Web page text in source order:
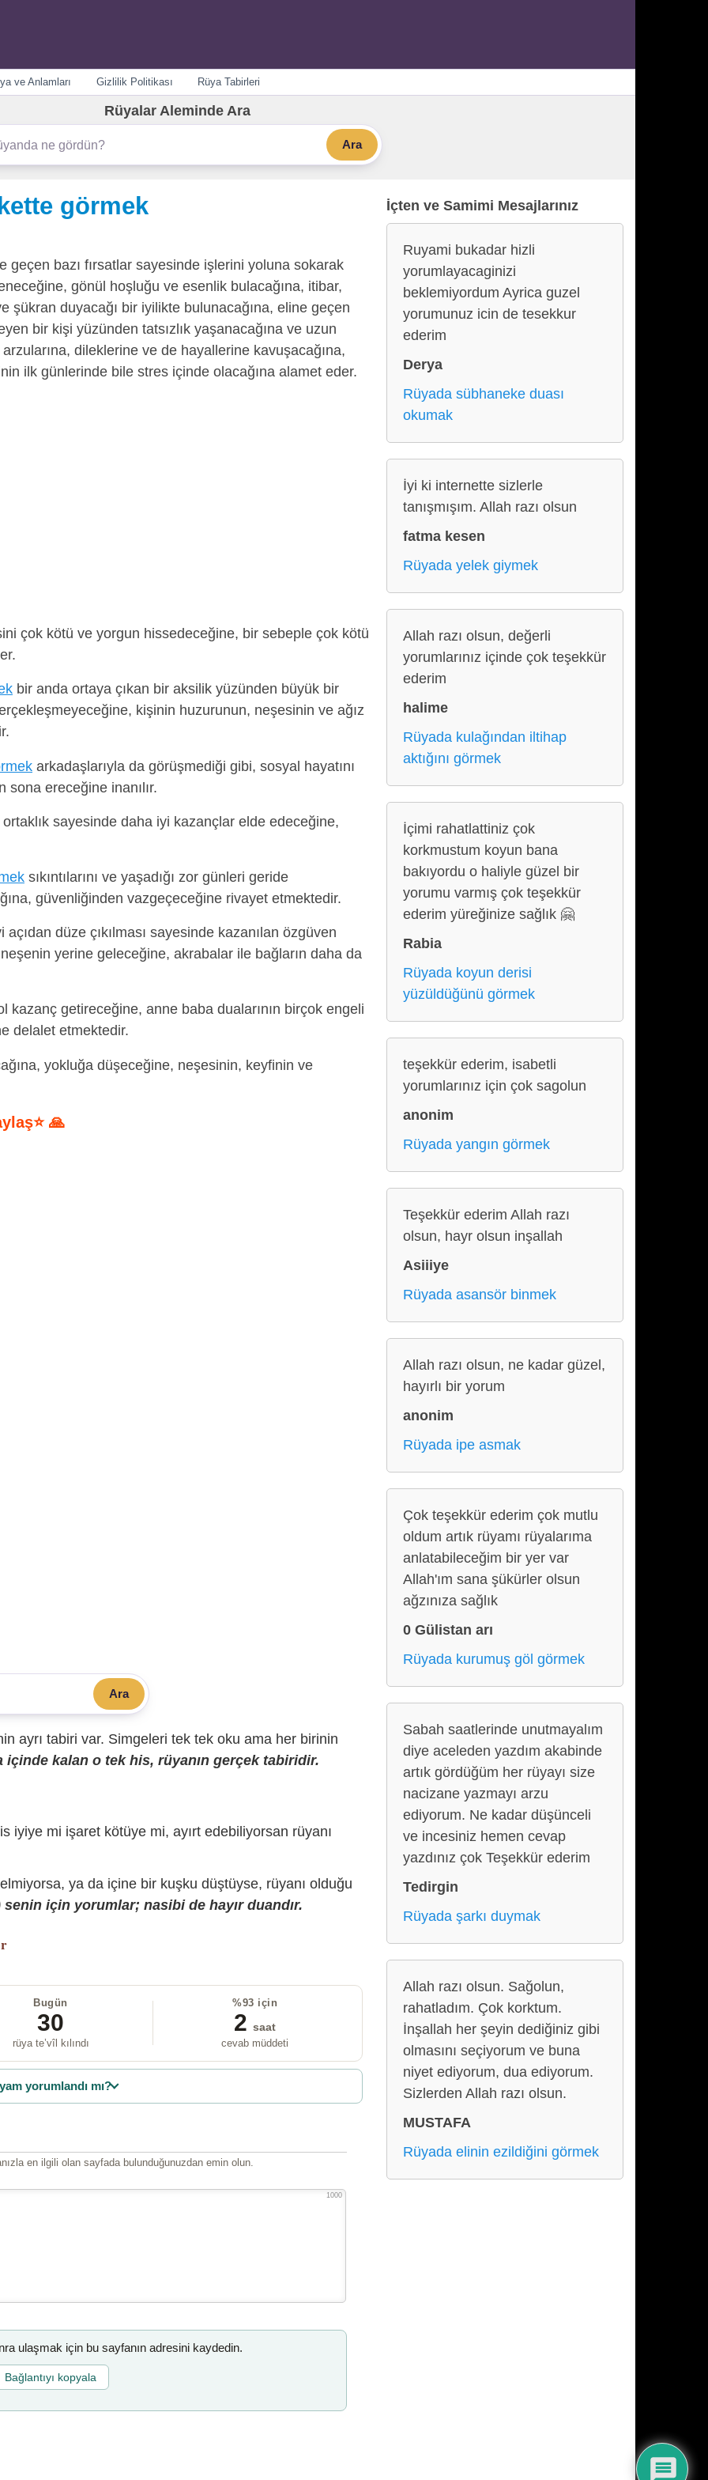
ve Anlamları Gizlilik Politikası Rüya Tabirleri
Rüyalar Aleminde Ara
Ara
görmek
geçen bazı fırsatlar sayesinde işlerini yoluna sokarak
gönül hoşluğu ve esenlik bulacağına, itibar,
şükran duyacağı bir iyilikte bulunacağına, eline geçen
bir kişi yüzünden tatsızlık yaşanacağına ve uzun
dileklerine ve de hayallerine kavuşacağına,
ilk günlerinde bile stres içinde olacağına alamet eder.
çok kötü ve yorgun hissedeceğine, bir sebeple çok kötü
bir anda ortaya çıkan bir aksilik yüzünden büyük bir
kişinin huzurunun, neşesinin ve ağız
arkadaşlarıyla da görüşmediği gibi, sosyal hayatını
sona ereceğine inanılır.
ortaklık sayesinde daha iyi kazançlar elde edeceğine,
sıkıntılarını ve yaşadığı zor günleri geride
güvenliğinden vazgeçeceğine rivayet etmektedir.
düze çıkılması sayesinde kazanılan özgüven
yerine geleceğine, akrabalar ile bağların daha da
kazanç getireceğine, anne baba dualarının birçok engeli
delalet etmektedir.
yokluğa düşeceğine, neşesinin, keyfinin ve
🙏
Ara
ayrı tabiri var. Simgeleri tek tek oku ama her birinin
içinde kalan o tek his, rüyanın gerçek tabiridir.
iyiye mi işaret kötüye mi, ayırt edebiliyorsan rüyanı
ya da içine bir kuşku düştüyse, rüyanı olduğu
için yorumlar; nasibi de hayır duandır.
Bugün
30
rüya te’vîl kılındı
%93 için
2 saat
cevab müddeti
yorumlandı mı?
en ilgili olan sayfada bulunduğunuzdan emin olun.
1000
ulaşmak için bu sayfanın adresini kaydedin.
Bağlantıyı kopyala
İçten ve Samimi Mesajlarınız
Ruyami bukadar hizli
yorumlayacaginizi
beklemiyordum Ayrica guzel
yorumunuz icin de tesekkur
ederim
Derya
Rüyada sübhaneke duası
okumak
İyi ki internette sizlerle
tanışmışım. Allah razı olsun
fatma kesen
Rüyada yelek giymek
Allah razı olsun, değerli
yorumlarınız içinde çok teşekkür
ederim
halime
Rüyada kulağından iltihap
aktığını görmek
İçimi rahatlattiniz çok
korkmustum koyun bana
bakıyordu o haliyle güzel bir
yorumu varmış çok teşekkür
ederim yüreğinize sağlık 🤗
Rabia
Rüyada koyun derisi
yüzüldüğünü görmek
teşekkür ederim, isabetli
yorumlarınız için çok sagolun
anonim
Rüyada yangın görmek
Teşekkür ederim Allah razı
olsun, hayr olsun inşallah
Asiiiye
Rüyada asansör binmek
Allah razı olsun, ne kadar güzel,
hayırlı bir yorum
anonim
Rüyada ipe asmak
Çok teşekkür ederim çok mutlu
oldum artık rüyamı rüyalarıma
anlatabileceğim bir yer var
Allah'ım sana şükürler olsun
ağzınıza sağlık
0 Gülistan arı
Rüyada kurumuş göl görmek
Sabah saatlerinde unutmayalım
diye aceleden yazdım akabinde
artık gördüğüm her rüyayı size
nacizane yazmayı arzu
ediyorum. Ne kadar düşünceli
ve incesiniz hemen cevap
yazdınız çok Teşekkür ederim
Tedirgin
Rüyada şarkı duymak
Allah razı olsun. Sağolun,
rahatladım. Çok korktum.
İnşallah her şeyin dediğiniz gibi
olmasını seçiyorum ve buna
niyet ediyorum, dua ediyorum.
Sizlerden Allah razı olsun.
MUSTAFA
Rüyada elinin ezildiğini görmek